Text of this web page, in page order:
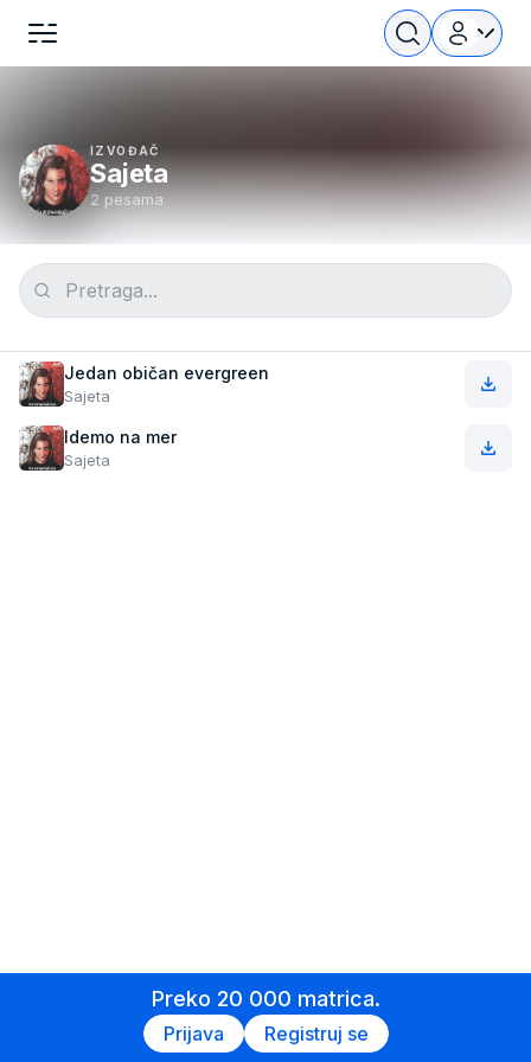
IZVOĐAČ
Sajeta
2 pesama
Jedan običan evergreen
Sajeta
Idemo na mer
Sajeta
Preko 20 000 matrica.
Prijava Registruj se